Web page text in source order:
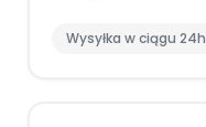
Wysyłka w ciągu 24h